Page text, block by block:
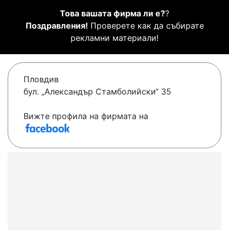
Това вашата фирма ли е??
Поздравления! Проверете как да събирате
рекламни материали!
Пловдив
бул. „Александър Стамболийски“ 35
Вижте профила на фирмата на